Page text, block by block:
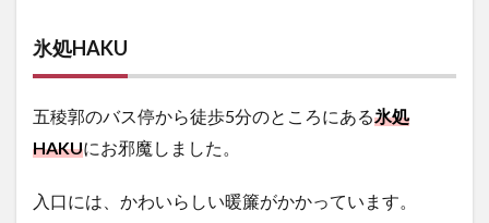
氷処HAKU
五稜郭のバス停から徒歩5分のところにある氷処
HAKUにお邪魔しました。
入口には、かわいらしい暖簾がかかっています。